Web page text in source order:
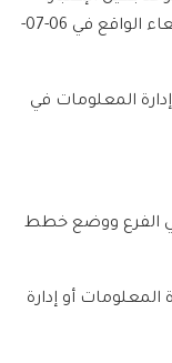
والمدة المطلوبة للتقديم هي من اليوم الأربعاء الواقع في 06-07-
المعلومات في
في الفرع ووضع خطط
أو إدارة